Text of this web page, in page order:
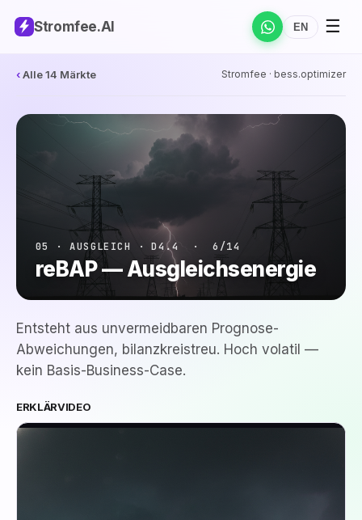
Stromfee.AI EN ☰
‹Alle 14 Märkte Stromfee · bess.optimizer
05 · AUSGLEICH · D4.4 · 6/14
reBAP — Ausgleichsenergie
Entsteht aus unvermeidbaren Prognose-
Abweichungen, bilanzkreistreu. Hoch volatil —
kein Basis-Business-Case.
ERKLÄRVIDEO